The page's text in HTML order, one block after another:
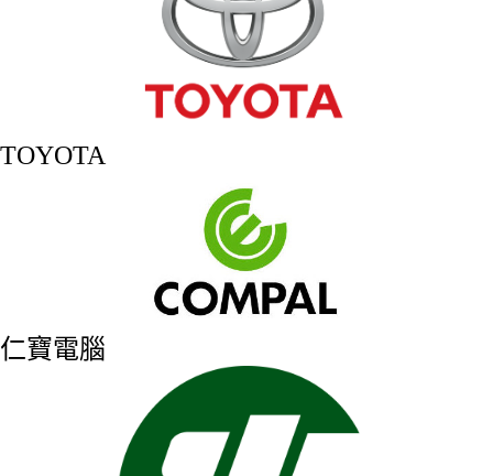
TOYOTA
仁寶電腦